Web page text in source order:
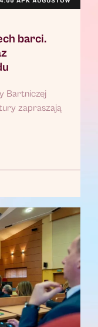
barci.
Bartniczej
zapraszają